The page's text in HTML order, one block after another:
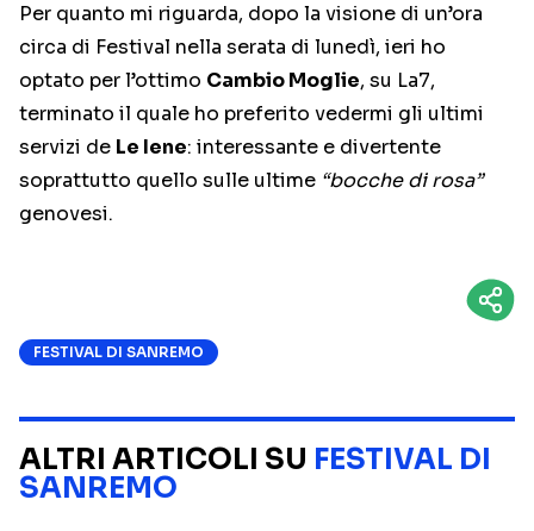
Per quanto mi riguarda, dopo la visione di un’ora
circa di Festival nella serata di lunedì, ieri ho
optato per l’ottimo Cambio Moglie, su La7,
terminato il quale ho preferito vedermi gli ultimi
servizi de Le Iene: interessante e divertente
soprattutto quello sulle ultime “bocche di rosa”
genovesi.
FESTIVAL DI SANREMO
ALTRI ARTICOLI SU FESTIVAL DI
SANREMO